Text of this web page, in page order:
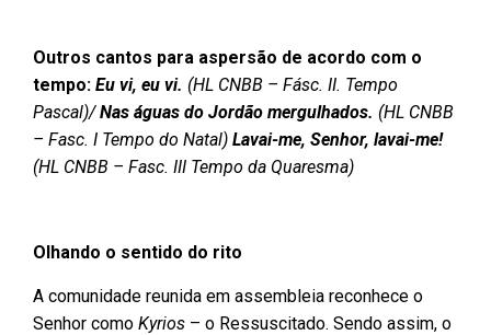
Outros cantos para aspersão de acordo com o
tempo: Eu vi, eu vi. (HL CNBB – Fásc. II. Tempo
Pascal)/Nas águas do Jordão mergulhados. (HL CNBB
– Fasc. I Tempo do Natal) Lavai-me, Senhor, lavai-me!
(HL CNBB – Fasc. III Tempo da Quaresma)
Olhando o sentido do rito
A comunidade reunida em assembleia reconhece o
Senhor como Kyrios – o Ressuscitado. Sendo assim, o